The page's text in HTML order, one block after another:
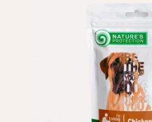
О
БЛОГ
Оплата и
Программа
О Нас